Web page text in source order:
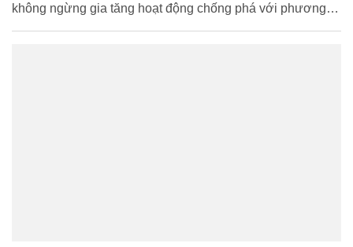
không ngừng gia tăng hoạt động chống phá với phương